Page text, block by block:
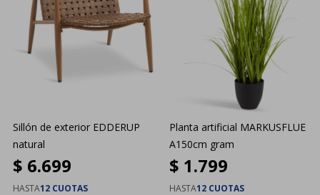
Sillón de exterior EDDERUP
natural
$ 6.699
HASTA12 CUOTAS
Planta artificial MARKUSFLUE
A150cm gram
$ 1.799
HASTA12 CUOTAS